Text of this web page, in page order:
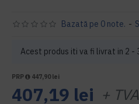
Acest produs iti va fi livrat in 2 -
Bazată pe 0 note. -
PRP 447,90 lei
407,19 lei + TVA